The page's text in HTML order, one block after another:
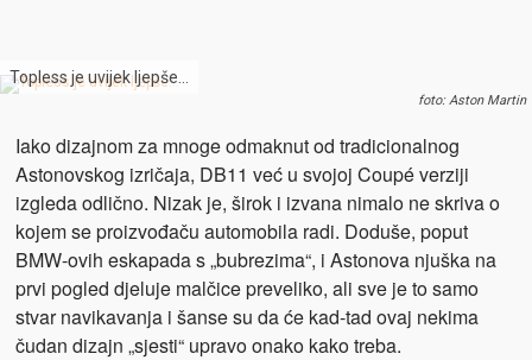
Topless je uvijek ljepše…
foto: Aston Martin
Iako dizajnom za mnoge odmaknut od tradicionalnog
Astonovskog izričaja, DB11 već u svojoj Coupé verziji
izgleda odlično. Nizak je, širok i izvana nimalo ne skriva o
kojem se proizvođaču automobila radi. Doduše, poput
BMW-ovih eskapada s „bubrezima“, i Astonova njuška na
prvi pogled djeluje malčice preveliko, ali sve je to samo
stvar navikavanja i šanse su da će kad-tad ovaj nekima
čudan dizajn „sjesti“ upravo onako kako treba.